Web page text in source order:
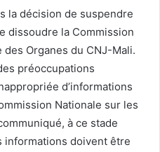
la décision de suspendre
dissoudre la Commission
Organes du CNJ-Mali.
préoccupations
d’informations
Nationale sur les
à ce stade
informations doivent être